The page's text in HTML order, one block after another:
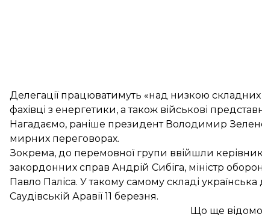
Делегації працюватимуть «над низкою складних
фахівці з енергетики, а також військові
Нагадаємо, раніше президент Володимир
мирних переговорах.
Зокрема, до перемовної групи ввійшли
закордонних справ Андрій Сибіга, міністр
Павло Паліса. У такому самому складі українська
Саудівській Аравії 11 березня.
Що ще відомо